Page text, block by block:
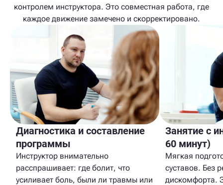
контролем инструктора. Это совместная работа, где
каждое движение замечено и скорректировано.
Диагностика и составление
программы
Инструктор внимательно
расспрашивает: где болит, что
усиливает боль, были ли травмы или
Занятие с
60 минут)
Мягкая
суставов. Без
дискомфорта.